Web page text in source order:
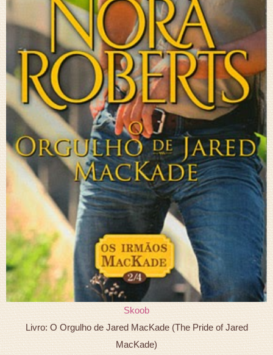
Skoob
Livro: O Orgulho de Jared MacKade (The Pride of Jared
MacKade)